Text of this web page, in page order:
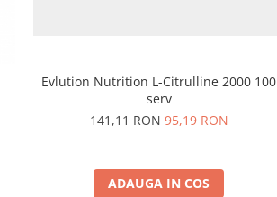
Evlution Nutrition L-Citrulline 2000 100
serv
141,11 RON95,19 RON
ADAUGA IN COS